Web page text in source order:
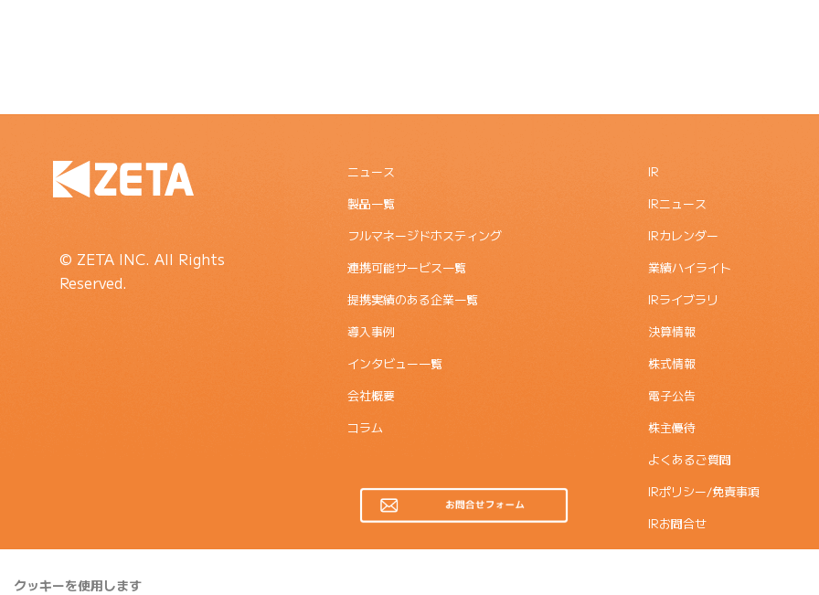
© ZETA INC. All Rights
Reserved.
ニュース
製品一覧
フルマネージドホスティング
連携可能サービス一覧
提携実績のある企業一覧
導入事例
インタビュー一覧
会社概要
コラム
IR
IRニュース
IRカレンダー
業績ハイライト
IRライブラリ
決算情報
株式情報
電子公告
株主優待
よくあるご質問
IRポリシー/免責事項
IRお問合せ
クッキーを使用します